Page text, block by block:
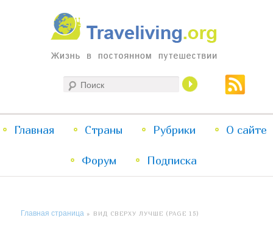
Traveliving
Жизнь в постоянном путешествии
меню
Перейти
к
Перейти
к
Главная Страны Рубрики О сайте
Форум Подписка
Главная страница » ВИД СВЕРХУ ЛУЧШЕ (PAGE 15)